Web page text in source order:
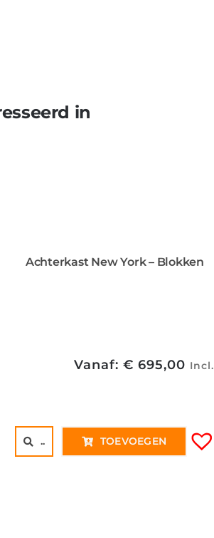
in
Achterkast New York – Blokken
Vanaf: € 695,00 Incl.
.. TOEVOEGEN